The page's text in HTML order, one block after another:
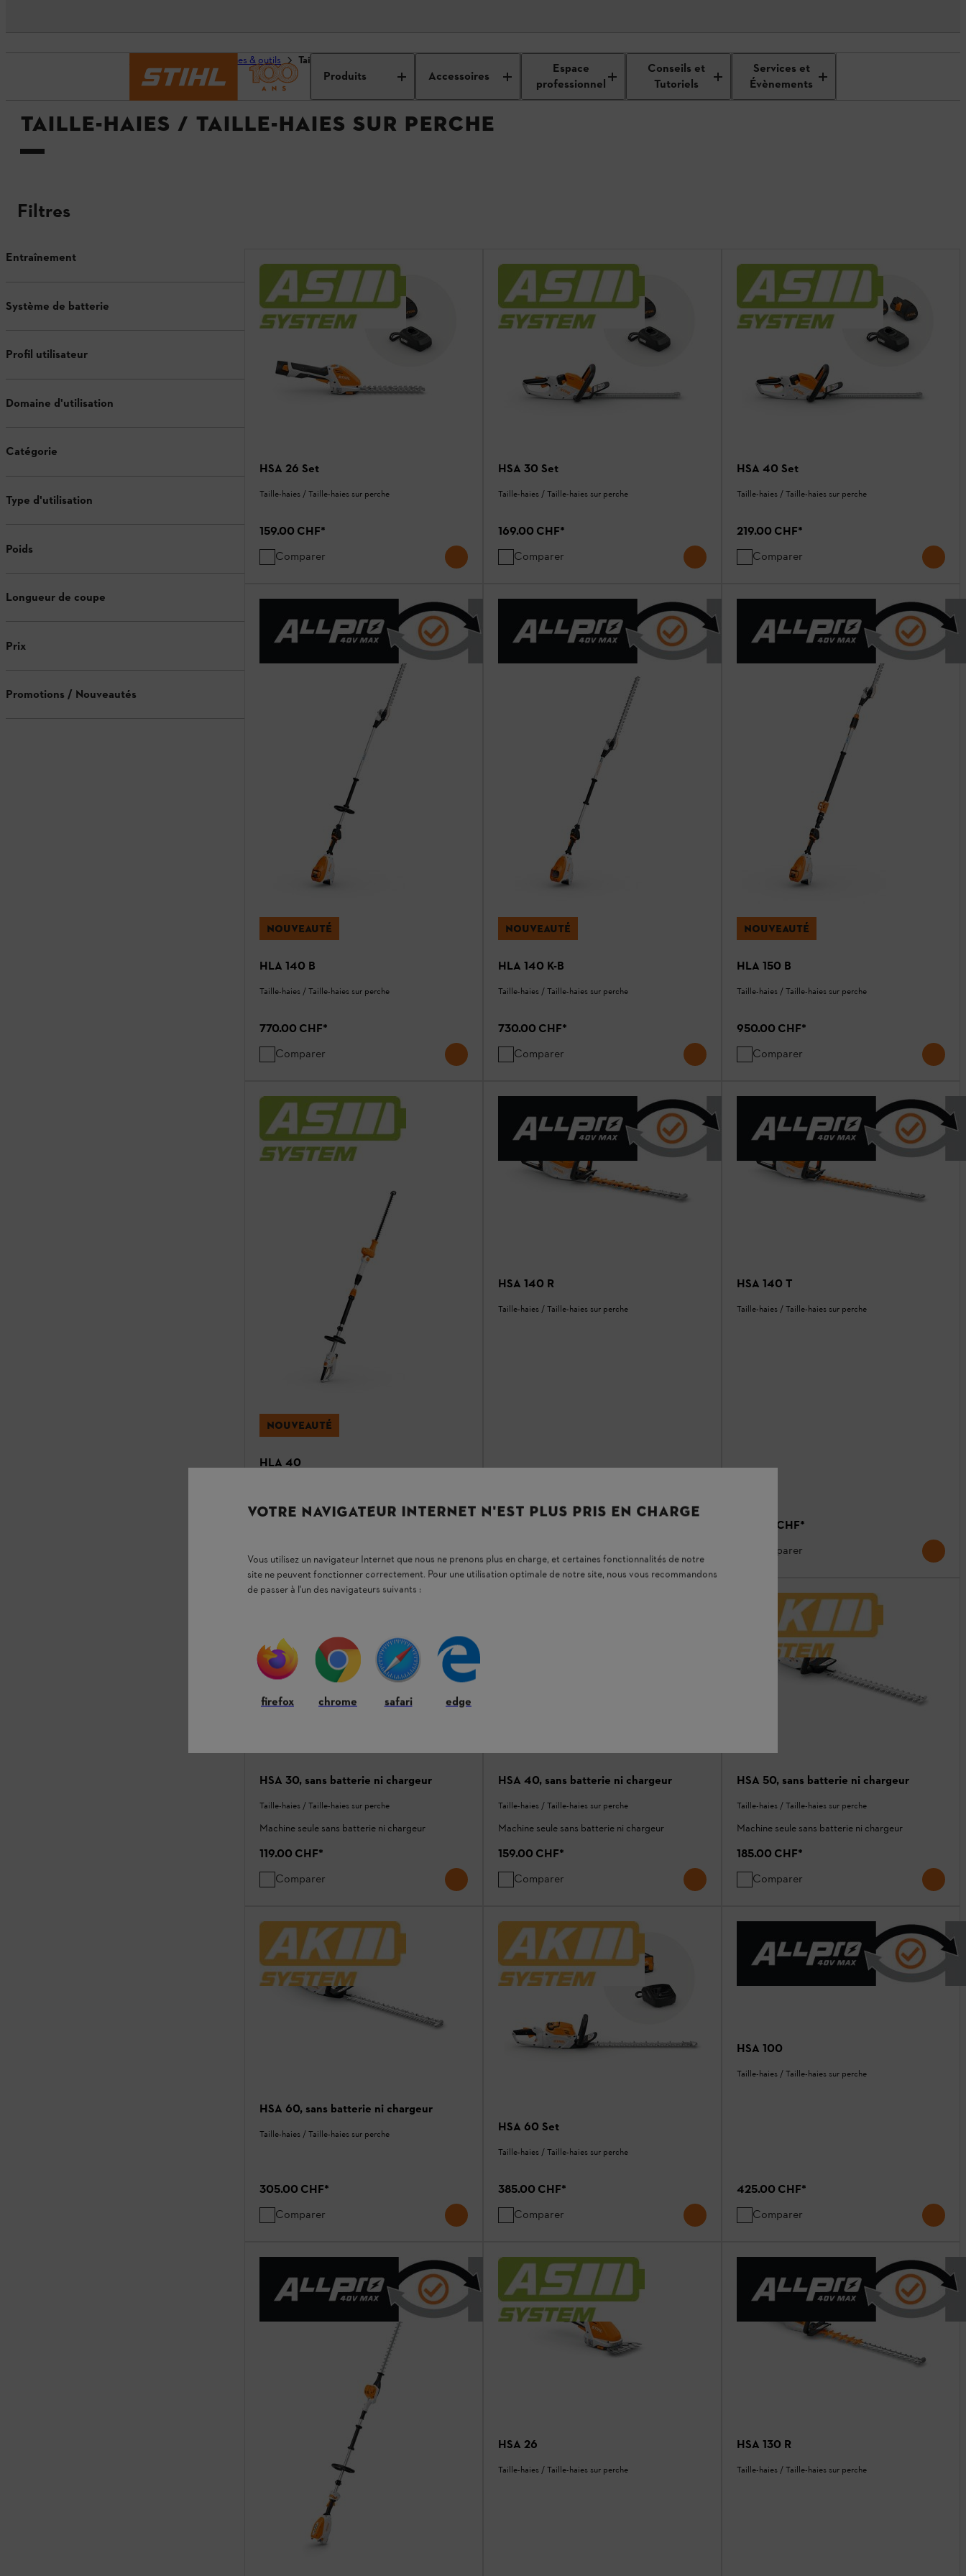
Produits Accessoires
Espace
professionnel
Conseils et
Tutoriels
Services et
Évènements
Machines & outils Taille-haies / Taille-haies sur perche
TAILLE-HAIES / TAILLE-HAIES SUR PERCHE
Filtres
Entraînement
Système de batterie
Profil utilisateur
Domaine d'utilisation
Catégorie
Type d'utilisation
Poids
Longueur de coupe
Prix
Promotions / Nouveautés
HSA 26 Set
Taille-haies / Taille-haies sur perche
159.00 CHF*
Comparer
HSA 30 Set
Taille-haies / Taille-haies sur perche
169.00 CHF*
Comparer
HSA 40 Set
Taille-haies / Taille-haies sur perche
219.00 CHF*
Comparer
NOUVEAUTÉ
HLA 140 B
Taille-haies / Taille-haies sur perche
770.00 CHF*
Comparer
NOUVEAUTÉ
HLA 140 K-B
Taille-haies / Taille-haies sur perche
730.00 CHF*
Comparer
NOUVEAUTÉ
HLA 150 B
Taille-haies / Taille-haies sur perche
950.00 CHF*
Comparer
NOUVEAUTÉ
HLA 40
HSA 140 R
Taille-haies / Taille-haies sur perche
A partir de
HSA 140 T
Taille-haies / Taille-haies sur perche
670.00 CHF*
Comparer
HSA 30, sans batterie ni chargeur
Taille-haies / Taille-haies sur perche
Machine seule sans batterie ni chargeur
119.00 CHF*
Comparer
HSA 40, sans batterie ni chargeur
Taille-haies / Taille-haies sur perche
Machine seule sans batterie ni chargeur
159.00 CHF*
Comparer
HSA 50, sans batterie ni chargeur
Taille-haies / Taille-haies sur perche
Machine seule sans batterie ni chargeur
185.00 CHF*
Comparer
HSA 60, sans batterie ni chargeur
Taille-haies / Taille-haies sur perche
305.00 CHF*
Comparer
HSA 60 Set
Taille-haies / Taille-haies sur perche
385.00 CHF*
Comparer
HSA 100
Taille-haies / Taille-haies sur perche
425.00 CHF*
Comparer
HSA 26
Taille-haies / Taille-haies sur perche
HSA 130 R
Taille-haies / Taille-haies sur perche
VOTRE NAVIGATEUR INTERNET N'EST PLUS PRIS EN CHARGE
Vous utilisez un navigateur Internet que nous ne prenons plus en charge, et certaines fonctionnalités de notre
site ne peuvent fonctionner correctement. Pour une utilisation optimale de notre site, nous vous recommandons
de passer à l'un des navigateurs suivants :
firefox chrome safari edge